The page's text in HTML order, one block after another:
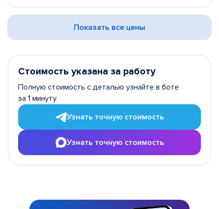
Показать все цены
Стоимость указана за работу
Полную стоимость с деталью узнайте в боте
за 1 минуту
Узнать точную стоимость
Узнать точную стоимость